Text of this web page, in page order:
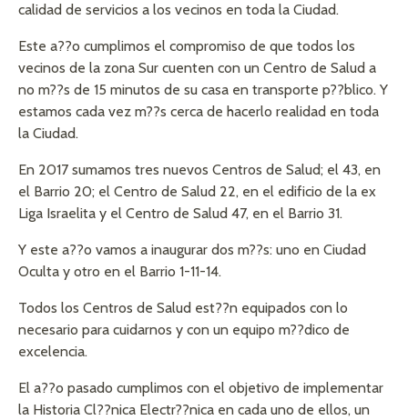
calidad de servicios a los vecinos en toda la Ciudad.
Este a??o cumplimos el compromiso de que todos los
vecinos de la zona Sur cuenten con un Centro de Salud a
no m??s de 15 minutos de su casa en transporte p??blico. Y
estamos cada vez m??s cerca de hacerlo realidad en toda
la Ciudad.
En 2017 sumamos tres nuevos Centros de Salud; el 43, en
el Barrio 20; el Centro de Salud 22, en el edificio de la ex
Liga Israelita y el Centro de Salud 47, en el Barrio 31.
Y este a??o vamos a inaugurar dos m??s: uno en Ciudad
Oculta y otro en el Barrio 1-11-14.
Todos los Centros de Salud est??n equipados con lo
necesario para cuidarnos y con un equipo m??dico de
excelencia.
El a??o pasado cumplimos con el objetivo de implementar
la Historia Cl??nica Electr??nica en cada uno de ellos, un